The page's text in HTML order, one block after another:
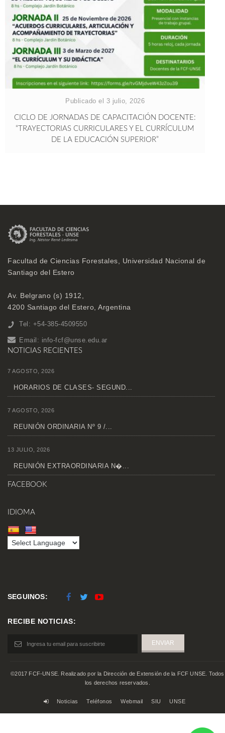
Publicado el 3 julio, 2026
CICLO DE JORNADAS DE CAPACITACIÓN DOCENTE:
“TRAYECTORIAS CURRICULARES Y EL CURRÍCULUM
DE LA EDUCACIÓN SUPERIOR”
Facultad de Ciencias Forestales, Universidad Nacional de
Santiago del Estero
Av. Belgrano (s) 1912,
4200 Santiago del Estero, Argentina
Tel: +54-385-4509550
Email: info-fcf@unse.edu.ar
NOTICIAS RECIENTES
7 AGOSTO, 2026
HORARIOS DE CLASES- SEGUND...
7 AGOSTO, 2026
REUNIÓN ORDINARIA Nº 9 /...
13 JULIO, 2026
REUNIÓN EXTRAORDINARIA N�...
FACEBOOK
IDIOMA
SEGUINOS:
RECIBE NOTICIAS:
©2017 FCF-UNSE. Realizado por la Dirección de Extensión de la FCF UNSE. Todos
los derechos reservados.
Noticias Teléfonos Webmail SIU UNSE